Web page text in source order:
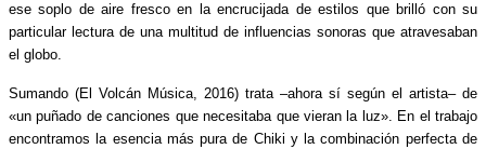
ese soplo de aire fresco en la encrucijada de estilos que brilló con su
particular lectura de una multitud de influencias sonoras que atravesaban
el globo.
Sumando (El Volcán Música, 2016) trata –ahora sí según el artista– de
«un puñado de canciones que necesitaba que vieran la luz». En el trabajo
encontramos la esencia más pura de Chiki y la combinación perfecta de